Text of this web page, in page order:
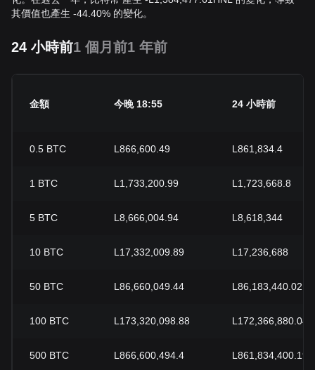
其價值也產生 -44.40% 的變化。
24 小時前1 個月前1 年前
金額 今晚 18:55 24 小時前
0.5 BTC L866,600.49 L861,834.4
1 BTC L1,733,200.99 L1,723,668.8
5 BTC L8,666,004.94 L8,618,344
10 BTC L17,332,009.89 L17,236,688
50 BTC L86,660,049.44 L86,183,440.02
100 BTC L173,320,098.88 L172,366,880.04
500 BTC L866,600,494.4 L861,834,400.19